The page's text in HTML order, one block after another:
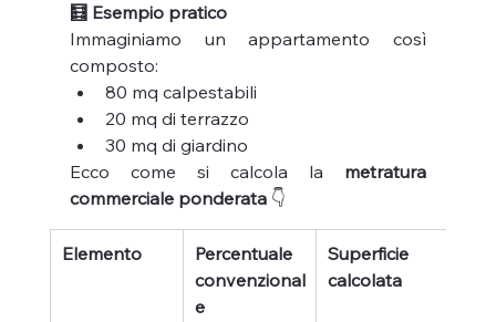
🧮 Esempio pratico
Immaginiamo un appartamento così
composto:
80 mq calpestabili
20 mq di terrazzo
30 mq di giardino
Ecco come si calcola la metratura
commerciale ponderata 👇
Elemento
Percentuale
convenzional
e
Superficie
calcolata